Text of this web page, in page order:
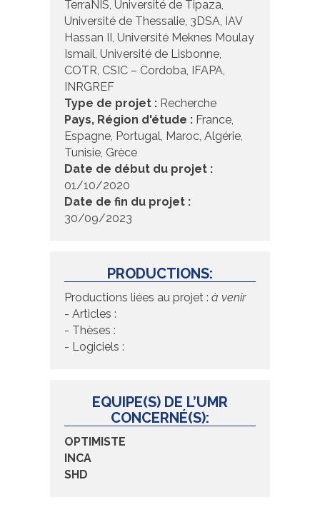
TerraNIS, Université de Tipaza,
Université de Thessalie, 3DSA, IAV
Hassan II, Université Meknes Moulay
Ismail, Université de Lisbonne,
COTR, CSIC – Cordoba, IFAPA,
INRGREF
Type de projet : Recherche
Pays, Région d'étude : France,
Espagne, Portugal, Maroc, Algérie,
Tunisie, Grèce
Date de début du projet :
01/10/2020
Date de fin du projet :
30/09/2023
PRODUCTIONS:
Productions liées au projet : à venir
- Articles :
- Thèses :
- Logiciels :
EQUIPE(S) DE L’UMR
CONCERNÉ(S):
OPTIMISTE
INCA
SHD